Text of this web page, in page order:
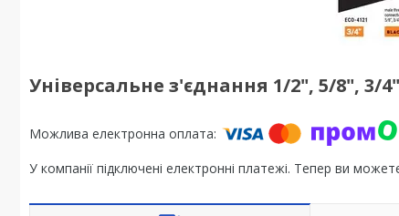
Універсальне з'єднання 1/2", 5/8", 3/
У компанії підключені електронні платежі. Тепер ви